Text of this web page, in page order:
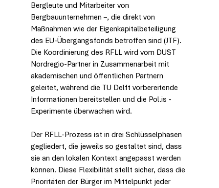
Bergleute und Mitarbeiter von
Bergbauunternehmen –, die direkt von
Maßnahmen wie der Eigenkapitalbeteiligung
des EU-Übergangsfonds betroffen sind (JTF).
Die Koordinierung des RFLL wird vom DUST
Nordregio-Partner in Zusammenarbeit mit
akademischen und öffentlichen Partnern
geleitet, während die TU Delft vorbereitende
Informationen bereitstellen und die Pol.is -
Experimente überwachen wird.
Der RFLL-Prozess ist in drei Schlüsselphasen
gegliedert, die jeweils so gestaltet sind, dass
sie an den lokalen Kontext angepasst werden
können. Diese Flexibilität stellt sicher, dass die
Prioritäten der Bürger im Mittelpunkt jeder